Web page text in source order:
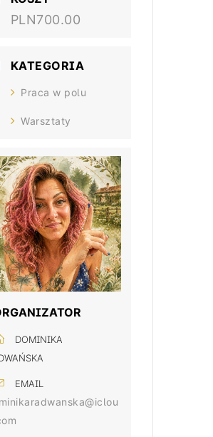
PLN700.00
KATEGORIA
Praca w polu
Warsztaty
DOMINIKA
EMAIL